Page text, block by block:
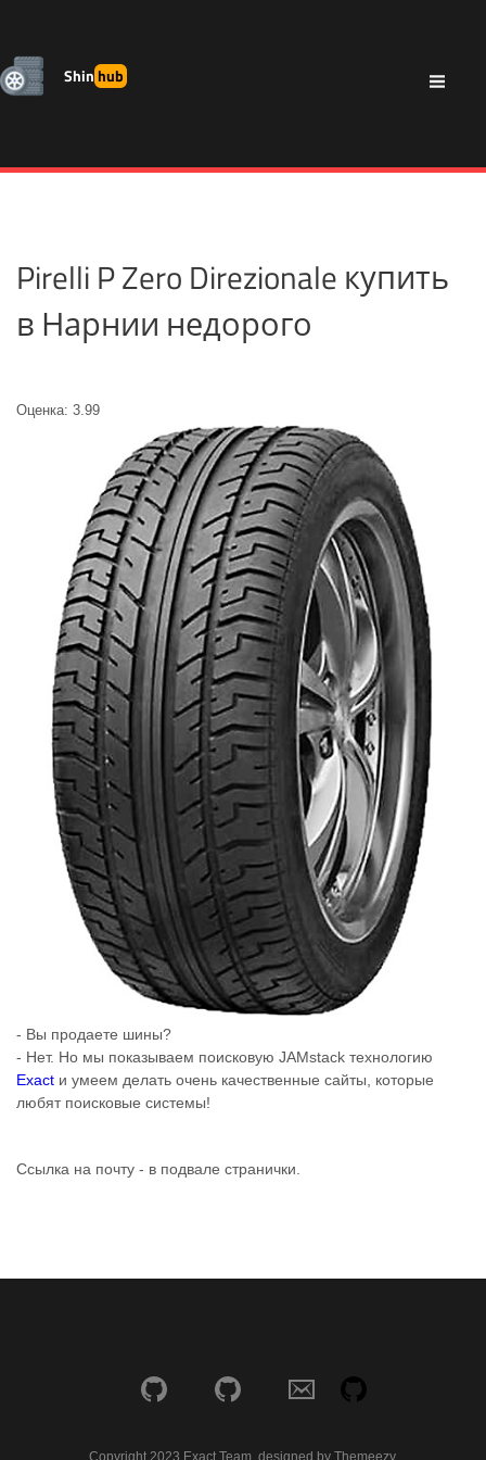
Shinhub
Pirelli P Zero Direzionale купить
в Нарнии недорого
Оценка: 3.99
- Вы продаете шины?
- Нет. Но мы показываем поисковую JAMstack технологию
Exact и умеем делать очень качественные сайты, которые
любят поисковые системы!
Ссылка на почту - в подвале странички.